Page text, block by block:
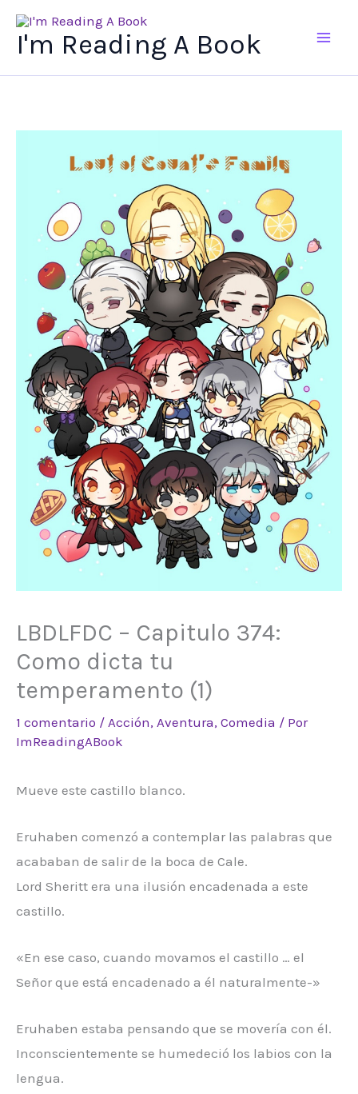
I'm Reading A Book
LBDLFDC – Capitulo 374:
Como dicta tu
temperamento (1)
1 comentario / Acción, Aventura, Comedia / Por
ImReadingABook
Mueve este castillo blanco.
Eruhaben comenzó a contemplar las palabras que
acababan de salir de la boca de Cale.
Lord Sheritt era una ilusión encadenada a este
castillo.
«En ese caso, cuando movamos el castillo … el
Señor que está encadenado a él naturalmente-»
Eruhaben estaba pensando que se movería con él.
Inconscientemente se humedeció los labios con la
lengua.